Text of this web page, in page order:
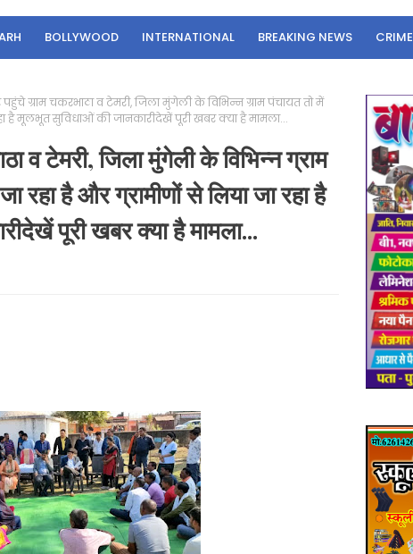
BOLLYWOOD INTERNATIONAL BREAKING NEWS CRIME
ग्राम चकरभाठा व टेमरी, जिला मुंगेली के विभिन्न ग्राम पंचायत तो में
है मूलभूत सुविधाओं की जानकारीदेखें पूरी खबर क्या है मामला...
व टेमरी, जिला मुंगेली के विभिन्न ग्राम
रहा है और ग्रामीणों से लिया जा रहा है
पूरी खबर क्या है मामला...